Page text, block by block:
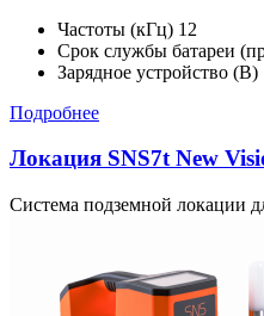
Частоты (кГц) 12
Срок службы батареи
Зарядное устройство (В)
Подробнее
Локация SNS7t New
Система подземной локации